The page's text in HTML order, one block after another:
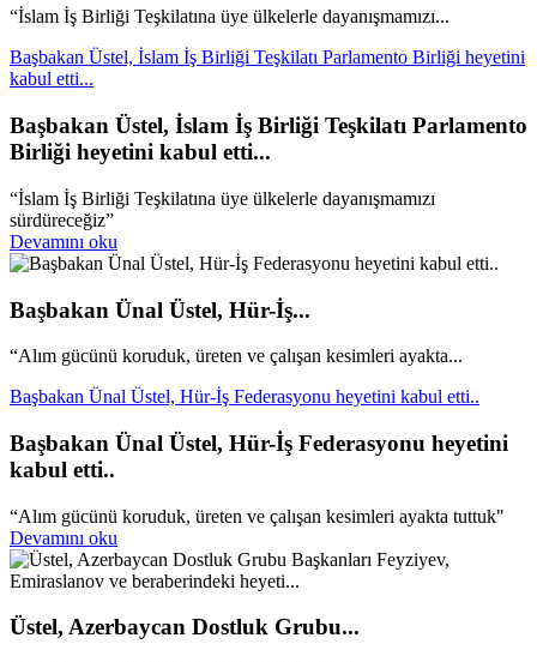
“İslam İş Birliği Teşkilatına üye ülkelerle dayanışmamızı...
Başbakan Üstel, İslam İş Birliği Teşkilatı Parlamento Birliği heyetini
kabul etti...
Başbakan Üstel, İslam İş Birliği Teşkilatı Parlamento
Birliği heyetini kabul etti...
“İslam İş Birliği Teşkilatına üye ülkelerle dayanışmamızı
sürdüreceğiz”
Devamını oku
Başbakan Ünal Üstel, Hür-İş...
“Alım gücünü koruduk, üreten ve çalışan kesimleri ayakta...
Başbakan Ünal Üstel, Hür-İş Federasyonu heyetini kabul etti..
Başbakan Ünal Üstel, Hür-İş Federasyonu heyetini
kabul etti..
“Alım gücünü koruduk, üreten ve çalışan kesimleri ayakta tuttuk"
Devamını oku
Üstel, Azerbaycan Dostluk Grubu...